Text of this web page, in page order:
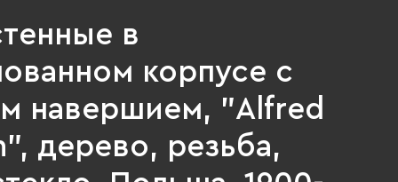
в
корпусе с
навершием, "Alfred
дерево, резьба,